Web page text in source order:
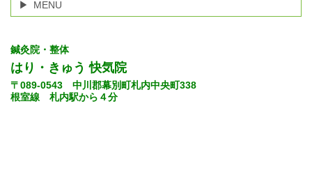
MENU
鍼灸院・整体
はり・きゅう 快気院
〒089-0543 中川郡幕別町札内中央町338
根室線 札内駅から ４分